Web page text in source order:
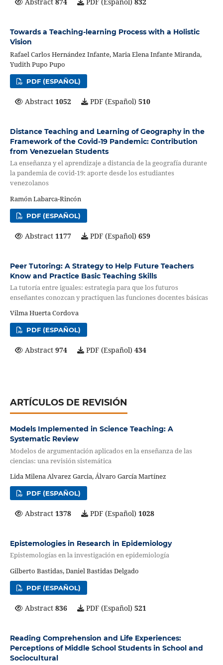
Towards a Teaching-learning Process with a Holistic
Vision
Rafael Carlos Hernández Infante, Maria Elena Infante Miranda,
Yudith Pupo Pupo
PDF (ESPAÑOL)
Abstract 1052 PDF (Español) 510
Distance Teaching and Learning of Geography in the
Framework of the Covid-19 Pandemic: Contribution
from Venezuelan Students
La enseñanza y el aprendizaje a distancia de la geografía durante
la pandemia de covid-19: aporte desde los estudiantes
venezolanos
Ramón Labarca-Rincón
PDF (ESPAÑOL)
Abstract 1177 PDF (Español) 659
Peer Tutoring: A Strategy to Help Future Teachers
Know and Practice Basic Teaching Skills
La tutoría entre iguales: estrategia para que los futuros
enseñantes conozcan y practiquen las funciones docentes básicas
Vilma Huerta Cordova
PDF (ESPAÑOL)
Abstract 974 PDF (Español) 434
ARTÍCULOS DE REVISIÓN
Models Implemented in Science Teaching: A
Systematic Review
Modelos de argumentación aplicados en la enseñanza de las
ciencias: una revisión sistemática
Lida Milena Alvarez Garcia, Álvaro García Martínez
PDF (ESPAÑOL)
Abstract 1378 PDF (Español) 1028
Epistemologies in Research in Epidemiology
Epistemologías en la investigación en epidemiología
Gilberto Bastidas, Daniel Bastidas Delgado
PDF (ESPAÑOL)
Abstract 836 PDF (Español) 521
Reading Comprehension and Life Experiences:
Perceptions of Middle School Students in School and
Sociocultural